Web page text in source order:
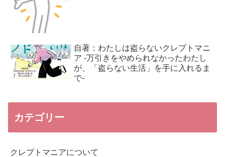
自著：わたしは盗らないクレプトマニ
ア -万引きをやめられなかったわたし
が、「盗らない生活」を手に入れるま
で-
カテゴリー
クレプトマニアについて